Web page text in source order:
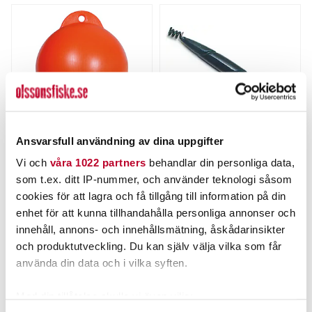
Ansvarsfull användning av dina uppgifter
Vi och våra 1022 partners behandlar din personliga data,
som t.ex. ditt IP-nummer, och använder teknologi såsom
cookies för att lagra och få tillgång till information på din
enhet för att kunna tillhandahålla personliga annonser och
innehåll, annons- och innehållsmätning, åskådarinsikter
och produktutveckling. Du kan själv välja vilka som får
använda din data och i vilka syften.
Fiskekula Hård 6" Orange.
Nuvarande pris:
69,00 krTidigare pris:
69,00 kr
79,00 kr
LÄGG I VARUKORGEN
SPIRALSÄNKE 5st/fp
Nuvarande pris:
45,00 krTidigare pris:
59,00 kr
45,00 kr
59,00 kr